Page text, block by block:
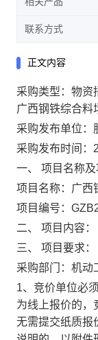
联系方式
正文内容
采购类型：物资
广西钢铁综合料
采购发布单位：
采购发布时间：
一、 项目名称及
项目名称：广西
项目编号：
二、 项目内容：
三、 项目要求：
采购部门：机动
1、竞价单位必
为线上报价的，
无需提交纸质报